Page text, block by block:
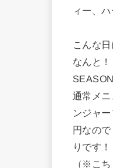
ィー、
こんな
なんと！
通常メ
ンジャ
円なの
りです！
（※こ